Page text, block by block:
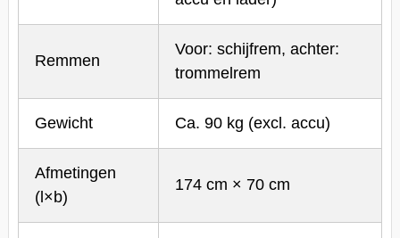
Remmen
Voor: schijfrem, achter:
trommelrem
Gewicht Ca. 90 kg (excl. accu)
Afmetingen
(l×b)
174 cm × 70 cm